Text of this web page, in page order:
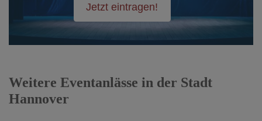
Jetzt eintragen!
Weitere Eventanlässe in der Stadt
Hannover